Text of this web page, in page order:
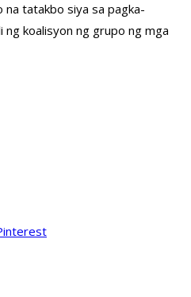
na tatakbo siya sa pagka-
ng koalisyon ng grupo ng mga